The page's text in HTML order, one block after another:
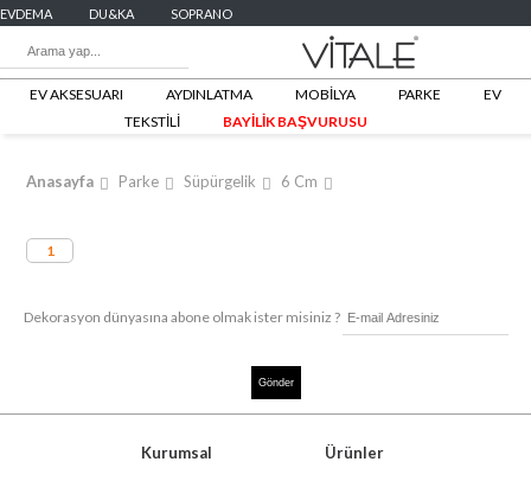
EVDEMA DU&KA SOPRANO
EV AKSESUARI AYDINLATMA MOBİLYA PARKE
EV
TEKSTİLİ
BAYİLİK BAŞVURUSU
6 Cm
Süpürgelik
Parke
Anasayfa
1
Dekorasyon dünyasına abone olmak ister misiniz ?
Kurumsal Ürünler